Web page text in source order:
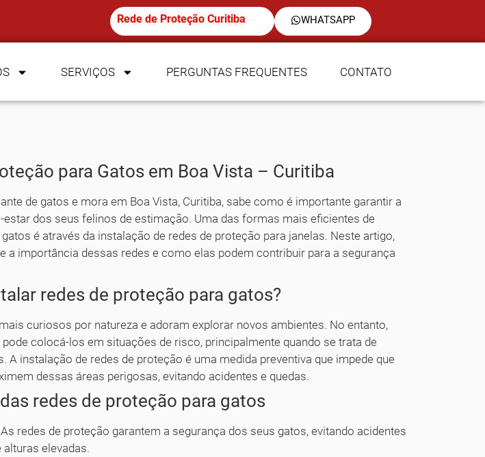
Rede de Proteção Curitiba WHATSAPP
SERVIÇOS PERGUNTAS FREQUENTES CONTATO
para Gatos em Boa Vista – Curitiba
de gatos e mora em Boa Vista, Curitiba, sabe como é importante garantir a
estar dos seus felinos de estimação. Uma das formas mais eficientes de
é através da instalação de redes de proteção para janelas. Neste artigo,
a importância dessas redes e como elas podem contribuir para a segurança
redes de proteção para gatos?
curiosos por natureza e adoram explorar novos ambientes. No entanto,
colocá-los em situações de risco, principalmente quando se trata de
A instalação de redes de proteção é uma medida preventiva que impede que
dessas áreas perigosas, evitando acidentes e quedas.
redes de proteção para gatos
As redes de proteção garantem a segurança dos seus gatos, evitando acidentes
alturas elevadas.